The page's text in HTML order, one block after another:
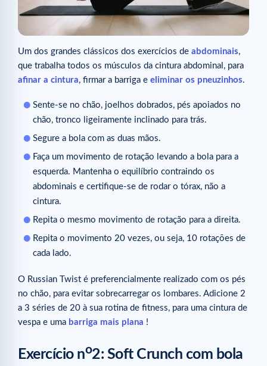
Um dos grandes clássicos dos exercícios de abdominais,
que trabalha todos os músculos da cintura abdominal, para
afinar a cintura, firmar a barriga e eliminar os pneuzinhos.
Sente-se no chão, joelhos dobrados, pés apoiados no
chão, tronco ligeiramente inclinado para trás.
Segure a bola com as duas mãos.
Faça um movimento de rotação levando a bola para a
esquerda. Mantenha o equilíbrio contraindo os
abdominais e certifique-se de rodar o tórax, não a
cintura.
Repita o mesmo movimento de rotação para a direita.
Repita o movimento 20 vezes, ou seja, 10 rotações de
cada lado.
O Russian Twist é preferencialmente realizado com os pés
no chão, para evitar sobrecarregar os lombares. Adicione 2
a 3 séries de 20 à sua rotina de fitness, para uma cintura de
vespa e uma barriga mais plana !
Exercício no2: Soft Crunch com bola